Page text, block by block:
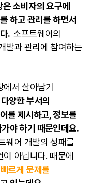
소비자의 요구에
하고 관리를 하면서
다.소프트웨어의
발과 관리에 참여하는
서 살아남기
양한 부서의
를 제시하고, 정보를
야 하기 때문인데요.
웨어 개발의 성패를
아닙니다. 때문에
르게 문제를